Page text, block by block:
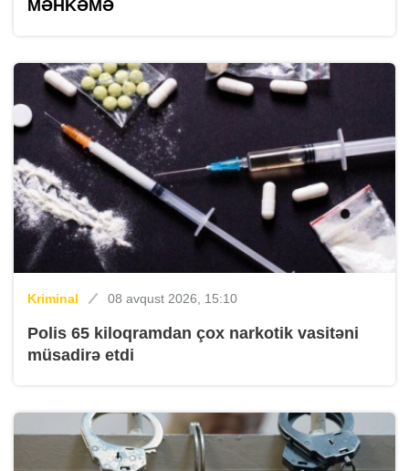
MƏHKƏMƏ
Kriminal 08 avqust 2026, 15:10
Polis 65 kiloqramdan çox narkotik vasitəni
müsadirə etdi